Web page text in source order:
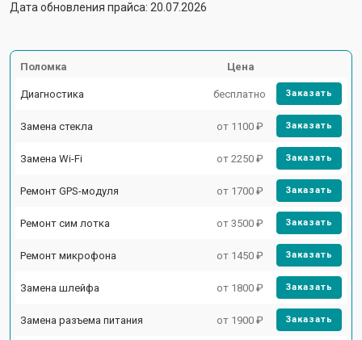
Дата обновления прайса: 20.07.2026
Поломка Цена
Диагностика бесплатно Заказать
Замена стекла от 1100 ₽ Заказать
Замена Wi-Fi от 2250 ₽ Заказать
Ремонт GPS-модуля от 1700 ₽ Заказать
Ремонт сим лотка от 3500 ₽ Заказать
Ремонт микрофона от 1450 ₽ Заказать
Замена шлейфа от 1800 ₽ Заказать
Замена разъема питания от 1900 ₽ Заказать